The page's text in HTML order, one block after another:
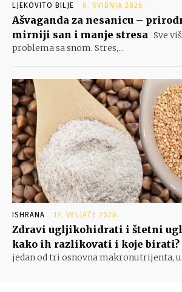
LJEKOVITO BILJE 6. SVIBNJA 2026.
Ašvaganda za nesanicu –
mirniji san i manje stresa Sve
problema sa snom. Stres,...
ISHRANA 12. VELJAČE 2026.
Zdravi ugljikohidrati i štetni
kako ih razlikovati i koje birati?
jedan od tri osnovna makronutrijenta,